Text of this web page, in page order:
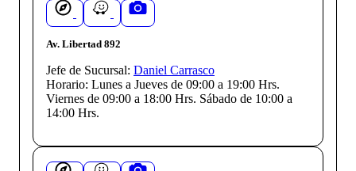
Av. Libertad 892
Jefe de Sucursal: Daniel Carrasco
Horario: Lunes a Jueves de 09:00 a 19:00 Hrs.
Viernes de 09:00 a 18:00 Hrs. Sábado de 10:00 a
14:00 Hrs.